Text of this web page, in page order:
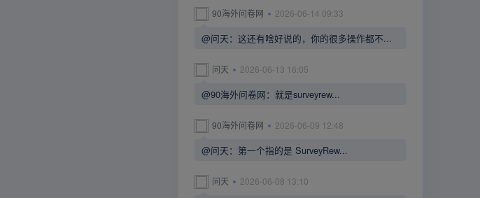
90海外问卷网 2026-06-14 09:33
@问天：这还有啥好说的，你的很多操作都不...
问天 2026-06-13 16:05
@90海外问卷网：就是surveyrew...
90海外问卷网 2026-06-09 12:48
@问天：第一个指的是 SurveyRew...
问天 2026-06-08 13:10